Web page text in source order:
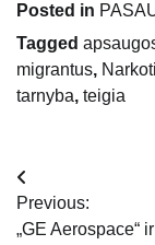
Posted in
Tagged
migrantus,
tarnyba, teigia
Navigacija
tarp
Previous:
„GE Aerospace“